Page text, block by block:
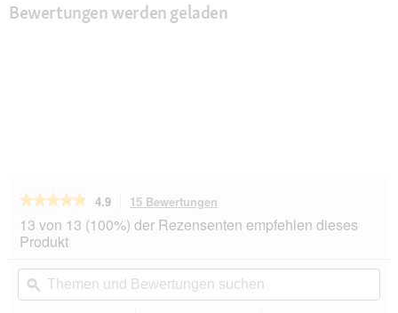
Bewertungen werden geladen
★★★★★
★★★★★
von
5
lesen
für
4.9 15 Bewertungen
dieser
Aktion
du
zu
den
13 von 13 (100%) der Rezensenten empfehlen dieses
Produkt
Themen
und
Bewertungen
ϙ